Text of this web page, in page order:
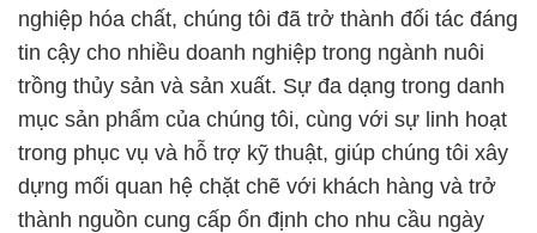
nghiệp hóa chất, chúng tôi đã trở thành đối tác đáng
tin cậy cho nhiều doanh nghiệp trong ngành nuôi
trồng thủy sản và sản xuất. Sự đa dạng trong danh
mục sản phẩm của chúng tôi, cùng với sự linh hoạt
trong phục vụ và hỗ trợ kỹ thuật, giúp chúng tôi xây
dựng mối quan hệ chặt chẽ với khách hàng và trở
thành nguồn cung cấp ổn định cho nhu cầu ngày